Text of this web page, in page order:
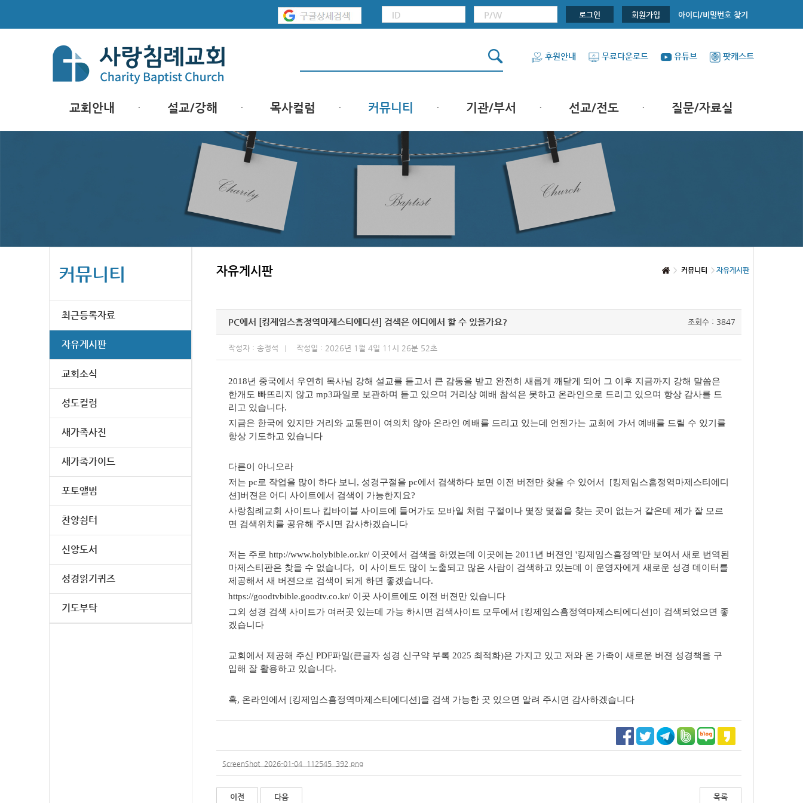
로그인 회원가입 아이디/비밀번호 찾기
후원안내 무료다운로드 유튜브 팟캐스트
교회안내 설교/강해 목사컬럼 커뮤니티 기관/부서 선교/전도 질문/자료실
커뮤니티
최근등록자료
자유게시판
교회소식
성도컬럼
새가족사진
새가족가이드
포토앨범
찬양쉼터
신앙도서
성경읽기퀴즈
기도부탁
자유게시판 커뮤니티 자유게시판
PC에서 [킹제임스흠정역마제스티에디션] 검색은 어디에서 할 수 있을가요? 조회수 : 3847
작성자 : 송정석 작성일 : 2026년 1월 4일 11시 26분 52초
2018년 중국에서 우연히 목사님 강해 설교를 듣고서 큰 감동을 받고 완전히 새롭게 깨닫게 되어 그 이후 지금까지 강해 말씀은
한개도 빠뜨리지 않고 mp3파일로 보관하며 듣고 있으며 거리상 예배 참석은 못하고 온라인으로 드리고 있으며 항상 감사를 드
리고 있습니다.
지금은 한국에 있지만 거리와 교통편이 여의치 않아 온라인 예배를 드리고 있는데 언젠가는 교회에 가서 예배를 드릴 수 있기를
항상 기도하고 있습니다
다른이 아니오라
저는 pc로 작업을 많이 하다 보니, 성경구절을 pc에서 검색하다 보면 이전 버전만 찾을 수 있어서 [킹제임스흠정역마제스티에디
션]버젼은 어디 사이트에서 검색이 가능한지요?
사랑침례교회 사이트나 킵바이블 사이트에 들어가도 모바일 처럼 구절이나 몇장 몇절을 찾는 곳이 없는거 같은데 제가 잘 모르
면 검색위치를 공유해 주시면 감사하겠습니다
저는 주로 http://www.holybible.or.kr/ 이곳에서 검색을 하였는데 이곳에는 2011년 버젼인 '킹제임스흠정역'만 보여서 새로 번역된
마제스티판은 찾을 수 없습니다, 이 사이트도 많이 노출되고 많은 사람이 검색하고 있는데 이 운영자에게 새로운 성경 데이터를
제공해서 새 버젼으로 검색이 되게 하면 좋겠습니다.
https://goodtvbible.goodtv.co.kr/ 이곳 사이트에도 이전 버젼만 있습니다
그외 성경 검색 사이트가 여러곳 있는데 가능 하시면 검색사이트 모두에서 [킹제임스흠정역마제스티에디션]이 검색되었으면 좋
겠습니다
교회에서 제공해 주신 PDF파일(큰글자 성경 신구약 부록 2025 최적화)은 가지고 있고 저와 온 가족이 새로운 버젼 성경책을 구
입해 잘 활용하고 있습니다.
혹, 온라인에서 [킹제임스흠정역마제스티에디션]을 검색 가능한 곳 있으면 알려 주시면 감사하겠습니다
ScreenShot_2026-01-04_112545_392.png
이전 다음 목록